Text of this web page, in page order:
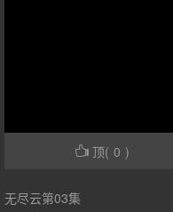
顶( 0 )
无尽云第03集